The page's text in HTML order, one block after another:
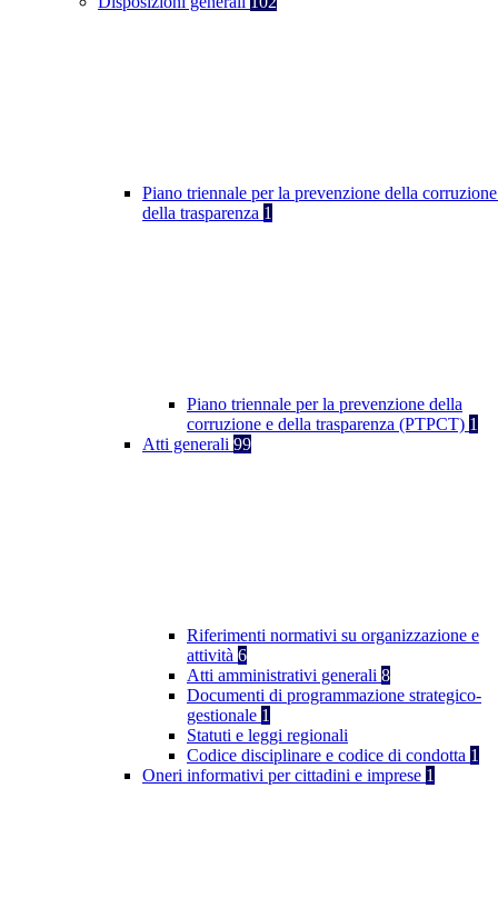
Piano triennale per la prevenzione della
della trasparenza 1
Piano triennale per la prevenzione della
corruzione e della trasparenza (PTPCT) 1
Atti generali 99
Riferimenti normativi su organizzazione e
attività 6
Atti amministrativi generali 8
Documenti di programmazione strategico-
gestionale 1
Statuti e leggi regionali
Codice disciplinare e codice di condotta 1
Oneri informativi per cittadini e imprese 1